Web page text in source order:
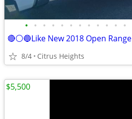
• • • • • • • • • • • •
8/4 Citrus Heights
$5,500